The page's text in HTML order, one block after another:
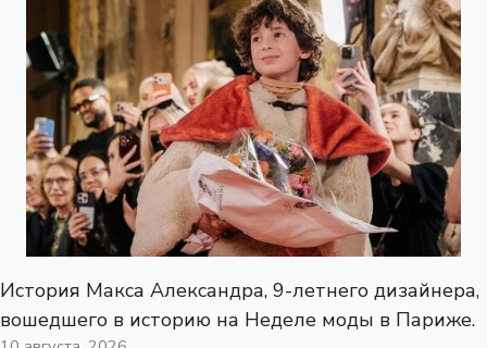
История Макса Александра, 9-летнего дизайнера,
вошедшего в историю на Неделе моды в Париже.